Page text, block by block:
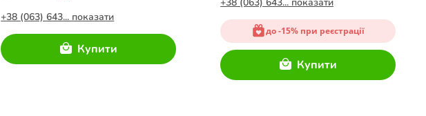
+38 (063) 643... показати
Купити
до -15% при реєстрації
Купити